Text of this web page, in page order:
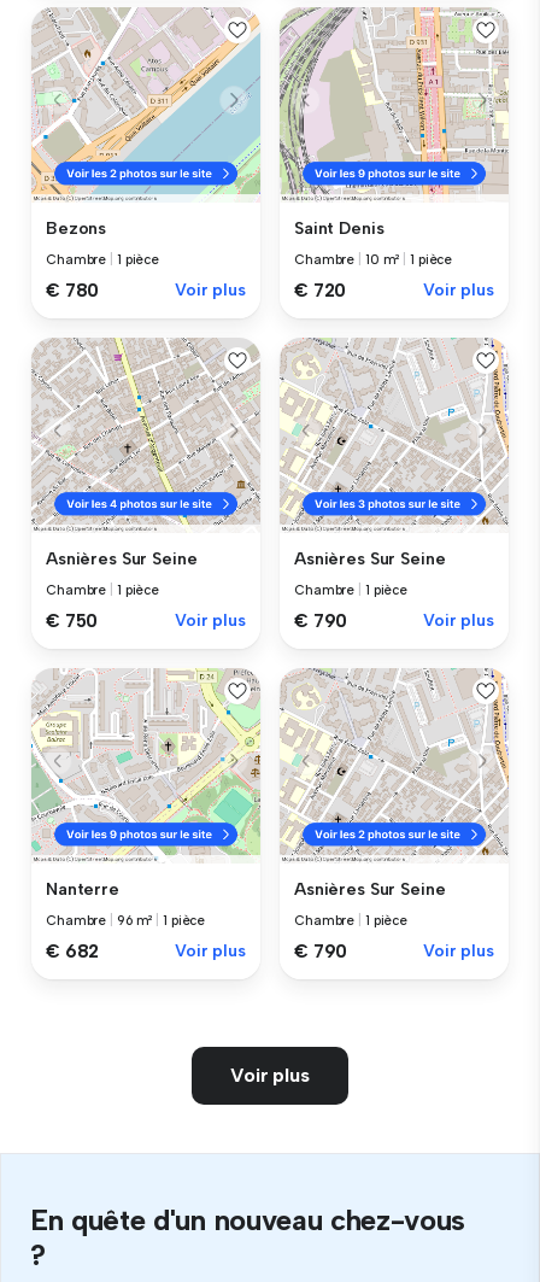
Bezons
Chambre 1 pièce
€ 780 Voir plus
Saint Denis
Chambre 10 m² |1 pièce
€ 720 Voir plus
Asnières Sur Seine
Chambre 1 pièce
€ 750 Voir plus
Asnières Sur Seine
Chambre 1 pièce
€ 790 Voir plus
Nanterre
Chambre 96 m² |1 pièce
€ 682 Voir plus
Asnières Sur Seine
Chambre 1 pièce
€ 790 Voir plus
Voir plus
En quête d'un nouveau chez-vous
?